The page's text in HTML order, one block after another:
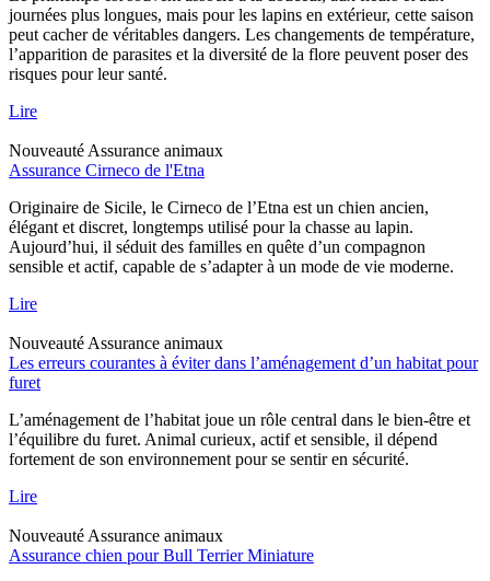
journées plus longues, mais pour les lapins en extérieur, cette saison
peut cacher de véritables dangers. Les changements de température,
l’apparition de parasites et la diversité de la flore peuvent poser des
risques pour leur santé.
Lire
Nouveauté Assurance animaux
Assurance Cirneco de l'Etna
Originaire de Sicile, le Cirneco de l’Etna est un chien ancien,
élégant et discret, longtemps utilisé pour la chasse au lapin.
Aujourd’hui, il séduit des familles en quête d’un compagnon
sensible et actif, capable de s’adapter à un mode de vie moderne.
Lire
Nouveauté Assurance animaux
Les erreurs courantes à éviter dans l’aménagement d’un habitat pour
furet
L’aménagement de l’habitat joue un rôle central dans le bien-être et
l’équilibre du furet. Animal curieux, actif et sensible, il dépend
fortement de son environnement pour se sentir en sécurité.
Lire
Nouveauté Assurance animaux
Assurance chien pour Bull Terrier Miniature